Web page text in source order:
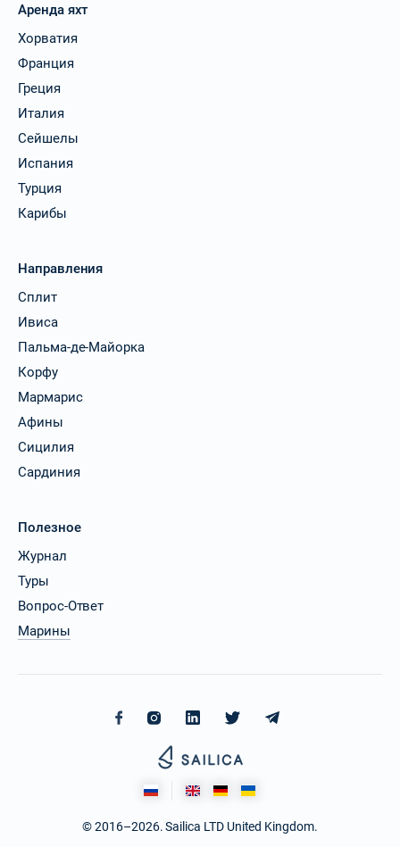
Аренда яхт
Хорватия
Франция
Греция
Италия
Сейшелы
Испания
Турция
Карибы
Направления
Сплит
Ивиса
Пальма-де-Майорка
Корфу
Мармарис
Афины
Сицилия
Сардиния
Полезное
Журнал
Туры
Вопрос-Ответ
Марины
© 2016–2026. Sailica LTD United Kingdom.